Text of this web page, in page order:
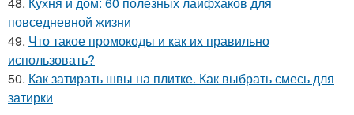
повседневной жизни
49. Что такое промокоды и как их правильно
использовать?
50. Как затирать швы на плитке. Как выбрать смесь для
затирки